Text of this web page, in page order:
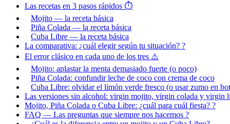
Las recetas en 3 pasos rápidos ⏱️
Mojito — la receta básica
Piña Colada — la receta básica
Cuba Libre — la receta básica
La comparativa: ¿cuál elegir según tu situación? ?
El error clásico en cada uno de los tres ⚠️
Mojito: aplastar la menta demasiado fuerte (o poco)
Piña Colada: confundir leche de coco con crema de coco
Cuba Libre: olvidar el limón verde fresco (o usar zumo en
Las versiones sin alcohol: virgin mojito, virgin colada y virgin
Mojito, Piña Colada o Cuba Libre: ¿cuál para cuál fiesta? ?
FAQ — Las preguntas que siempre nos hacemos ?